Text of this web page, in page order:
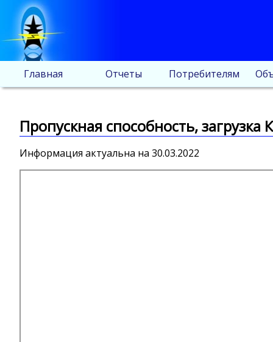
Главная Отчеты Потребителям
Пропускная способность, загрузка
Информация актуальна на 30.03.2022